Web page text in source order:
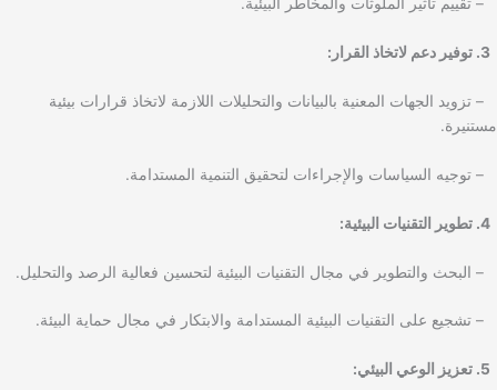
– تزويد الجهات المعنية بالبيانات والتحليلات اللازمة لاتخاذ قرارات بيئية
مستنيرة.
– توجيه السياسات والإجراءات لتحقيق التنمية المستدامة.
– البحث والتطوير في مجال التقنيات البيئية لتحسين فعالية الرصد والتحليل.
– تشجيع على التقنيات البيئية المستدامة والابتكار في مجال حماية البيئة.